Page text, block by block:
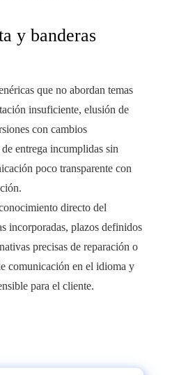
y banderas
que no abordan temas
insuficiente, elusión de
con cambios
entrega incumplidas sin
poco transparente con
directo del
incorporadas, plazos definidos
precisas de reparación o
comunicación en el idioma y
para el cliente.